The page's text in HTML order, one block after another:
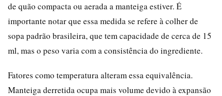
de quão compacta ou aerada a manteiga estiver. É
importante notar que essa medida se refere à colher de
sopa padrão brasileira, que tem capacidade de cerca de 15
ml, mas o peso varia com a consistência do ingrediente.
Fatores como temperatura alteram essa equivalência.
Manteiga derretida ocupa mais volume devido à expansão